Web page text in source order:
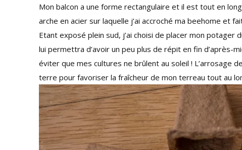
Mon balcon a une forme rectangulaire et il est tout en
arche en acier sur laquelle j’ai accroché ma beehome et
Etant exposé plein sud, j’ai choisi de placer mon potager
lui permettra d’avoir un peu plus de répit en fin d’après-
éviter que mes cultures ne brûlent au soleil ! L’arrosage
terre pour favoriser la fraîcheur de mon terreau tout au